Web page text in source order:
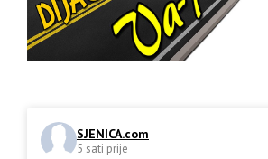
SJENICA.com
5 sati prije